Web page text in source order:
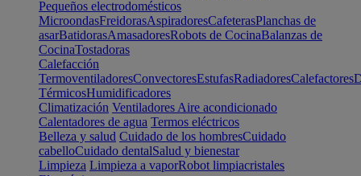
Pequeños electrodomésticos
MicroondasFreidorasAspiradoresCafeterasPlanchas de
asarBatidorasAmasadoresRobots de CocinaBalanzas de
CocinaTostadoras
Calefacción
TermoventiladoresConvectoresEstufasRadiadoresCalefactores
TérmicosHumidificadores
Climatización Ventiladores Aire acondicionado
Calentadores de agua Termos eléctricos
Belleza y salud Cuidado de los hombresCuidado
cabelloCuidado dentalSalud y bienestar
Limpieza Limpieza a vaporRobot limpiacristales